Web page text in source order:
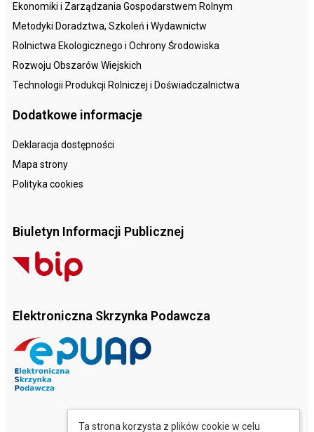
Ekonomiki i Zarządzania Gospodarstwem Rolnym
Metodyki Doradztwa, Szkoleń i Wydawnictw
Rolnictwa Ekologicznego i Ochrony Środowiska
Rozwoju Obszarów Wiejskich
Technologii Produkcji Rolniczej i Doświadczalnictwa
Dodatkowe informacje
Deklaracja dostępności
Mapa strony
Polityka cookies
Biuletyn Informacji Publicznej
Elektroniczna Skrzynka Podawcza
Ta strona korzysta z plików cookie w celu